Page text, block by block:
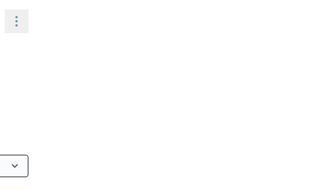
Controls de recursos